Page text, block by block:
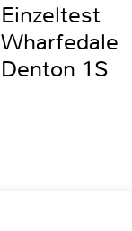
Einzeltest
Wharfedale
Denton 1S